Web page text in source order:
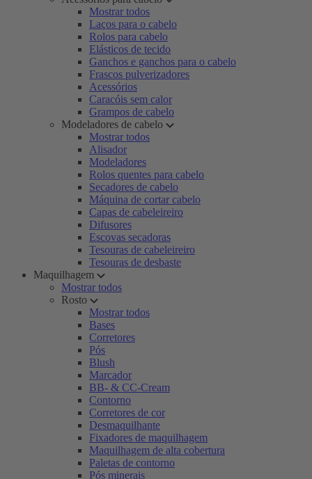
Mostrar todos
Laços para o cabelo
Rolos para cabelo
Elásticos de tecido
Ganchos e ganchos para o cabelo
Frascos pulverizadores
Acessórios
Caracóis sem calor
Grampos de cabelo
Modeladores de cabelo
Mostrar todos
Alisador
Modeladores
Rolos quentes para cabelo
Secadores de cabelo
Máquina de cortar cabelo
Capas de cabeleireiro
Difusores
Escovas secadoras
Tesouras de cabeleireiro
Tesouras de desbaste
Maquilhagem
Mostrar todos
Rosto
Mostrar todos
Bases
Corretores
Pós
Blush
Marcador
BB- & CC-Cream
Contorno
Corretores de cor
Desmaquilhante
Fixadores de maquilhagem
Maquilhagem de alta cobertura
Paletas de contorno
Pós minerais